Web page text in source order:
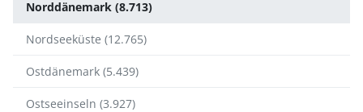
Norddänemark (8.713)
Nordseeküste (12.765)
Ostdänemark (5.439)
Ostseeinseln (3.927)